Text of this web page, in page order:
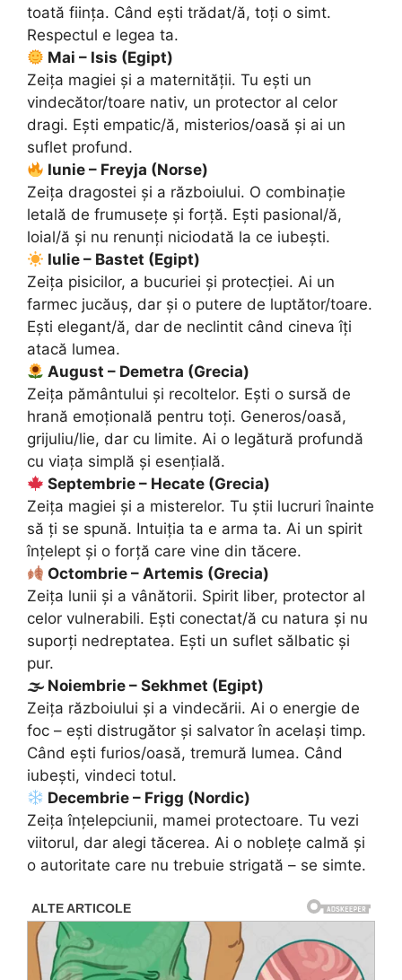
toată ființa. Când ești trădat/ă, toți o simt.
Respectul e legea ta.
Mai – Isis (Egipt)
Zeița magiei și a maternității. Tu ești un
vindecător/toare nativ, un protector al celor
dragi. Ești empatic/ă, misterios/oasă și ai un
suflet profund.
Iunie – Freyja (Norse)
Zeița dragostei și a războiului. O combinație
letală de frumusețe și forță. Ești pasional/ă,
loial/ă și nu renunți niciodată la ce iubești.
Iulie – Bastet (Egipt)
Zeița pisicilor, a bucuriei și protecției. Ai un
farmec jucăuș, dar și o putere de luptător/toare.
Ești elegant/ă, dar de neclintit când cineva îți
atacă lumea.
August – Demetra (Grecia)
Zeița pământului și recoltelor. Ești o sursă de
hrană emoțională pentru toți. Generos/oasă,
grijuliu/lie, dar cu limite. Ai o legătură profundă
cu viața simplă și esențială.
Septembrie – Hecate (Grecia)
Zeița magiei și a misterelor. Tu știi lucruri înainte
să ți se spună. Intuiția ta e arma ta. Ai un spirit
înțelept și o forță care vine din tăcere.
Octombrie – Artemis (Grecia)
Zeița lunii și a vânătorii. Spirit liber, protector al
celor vulnerabili. Ești conectat/ă cu natura și nu
suporți nedreptatea. Ești un suflet sălbatic și
pur.
🌫 Noiembrie – Sekhmet (Egipt)
Zeița războiului și a vindecării. Ai o energie de
foc – ești distrugător și salvator în același timp.
Când ești furios/oasă, tremură lumea. Când
iubești, vindeci totul.
Decembrie – Frigg (Nordic)
Zeița înțelepciunii, mamei protectoare. Tu vezi
viitorul, dar alegi tăcerea. Ai o noblețe calmă și
o autoritate care nu trebuie strigată – se simte.